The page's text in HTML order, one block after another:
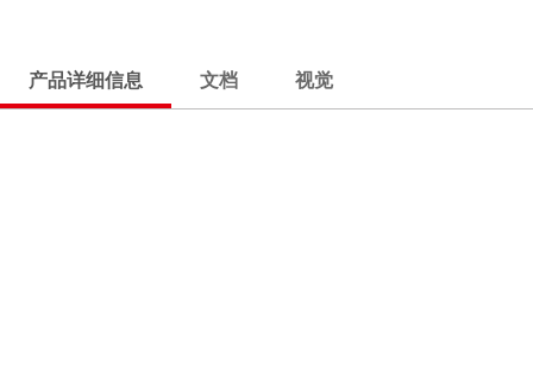
产品详细信息 文档 视觉